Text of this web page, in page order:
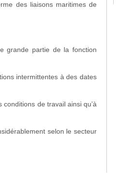
des liaisons maritimes de
grande partie de la fonction
intermittentes à des dates
de travail ainsi qu’à
selon le secteur